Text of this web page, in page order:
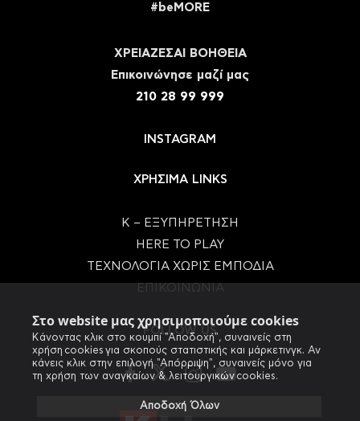
Στο website μας χρησιμοποιούμε cookies
Κάνοντας κλικ στο κουμπί "Αποδοχή", συναινείς στη
χρήση cookies για σκοπούς στατιστικής και μάρκετινγκ. Αν
κάνεις κλικ στην επιλογή "Απόρριψη", συναινείς μόνο για
τη χρήση των αναγκαίων & λειτουργικών cookies.
Αποδοχή Όλων
#beMORE
ΧΡΕΙΑΖΕΣΑΙ ΒΟΗΘΕΙΑ
Eπικοινώνησε μαζί μας
210 28 99 999
INSTAGRAM
ΧΡΗΣΙΜΑ LINKS
Κ – ΕΞΥΠΗΡΕΤΗΣΗ
HERE TO PLAY
ΤΕΧΝΟΛΟΓΙΑ ΧΩΡΙΣ ΕΜΠΟΔΙΑ
FOLLOW US